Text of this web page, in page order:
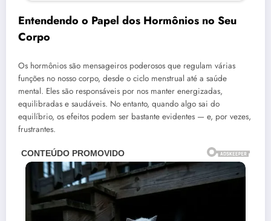
Entendendo o Papel dos Hormônios no Seu
Corpo
Os hormônios são mensageiros poderosos que regulam várias
funções no nosso corpo, desde o ciclo menstrual até a saúde
mental. Eles são responsáveis por nos manter energizadas,
equilibradas e saudáveis. No entanto, quando algo sai do
equilíbrio, os efeitos podem ser bastante evidentes — e, por vezes,
frustrantes.